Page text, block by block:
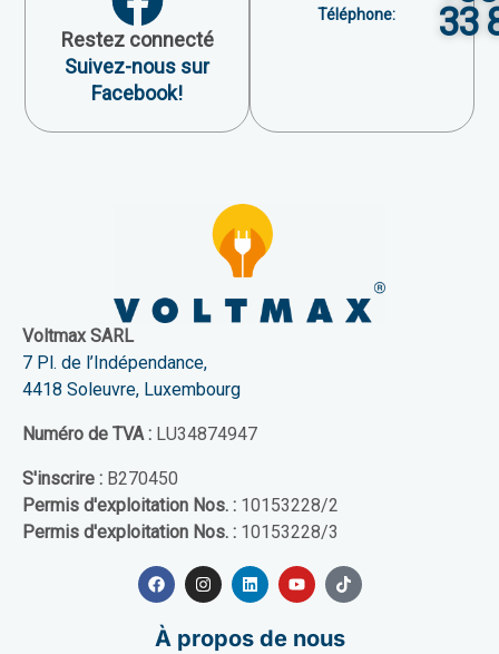
Restez connecté
Suivez-nous sur
Facebook!
Téléphone: 33
Voltmax SARL
7 Pl. de l’Indépendance,
4418 Soleuvre, Luxembourg
Numéro de TVA : LU34874947
S'inscrire : B270450
Permis d'exploitation Nos. : 10153228/2
Permis d'exploitation Nos. : 10153228/3
À propos de nous